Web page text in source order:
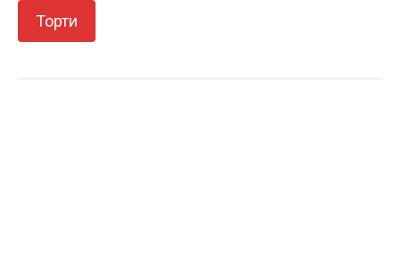
Торти